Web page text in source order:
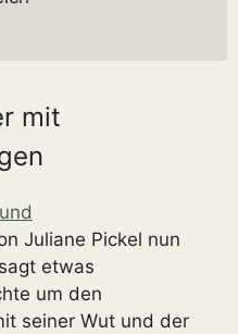
mit
Juliane Pickel nun
etwas
um den
seiner Wut und der